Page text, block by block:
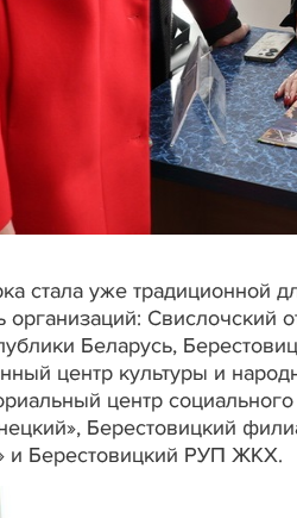
стала уже традиционной
организаций: Свислочский
Беларусь,
центр культуры и
центр
Берестовицкий
и Берестовицкий РУП ЖКХ.